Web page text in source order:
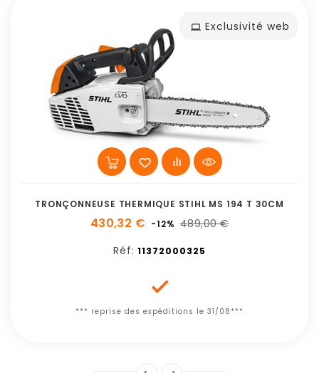
Exclusivité web
TRONÇONNEUSE THERMIQUE STIHL MS 194 T 30CM
430,32 € -12% 489,00 €
Réf: 11372000325

*** reprise des expéditions le 31/08***